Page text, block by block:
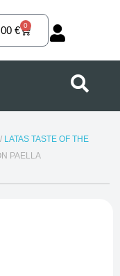
€ 0
Carrito
/ LATAS TASTE OF THE
PAELLA